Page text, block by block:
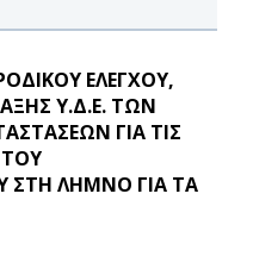
ΕΛΕΓΧΟΥ,
Υ.Δ.Ε. ΤΩΝ
ΓΙΑ ΤΙΣ
ΣΤΗ ΛΗΜΝΟ ΓΙΑ ΤΑ